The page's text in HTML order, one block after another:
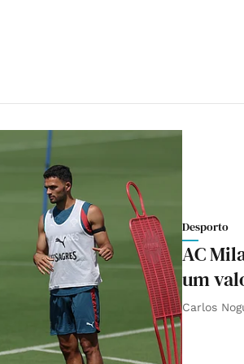
Desporto
AC
um
Carlos